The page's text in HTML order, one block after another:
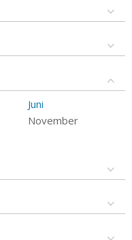
Juni
November